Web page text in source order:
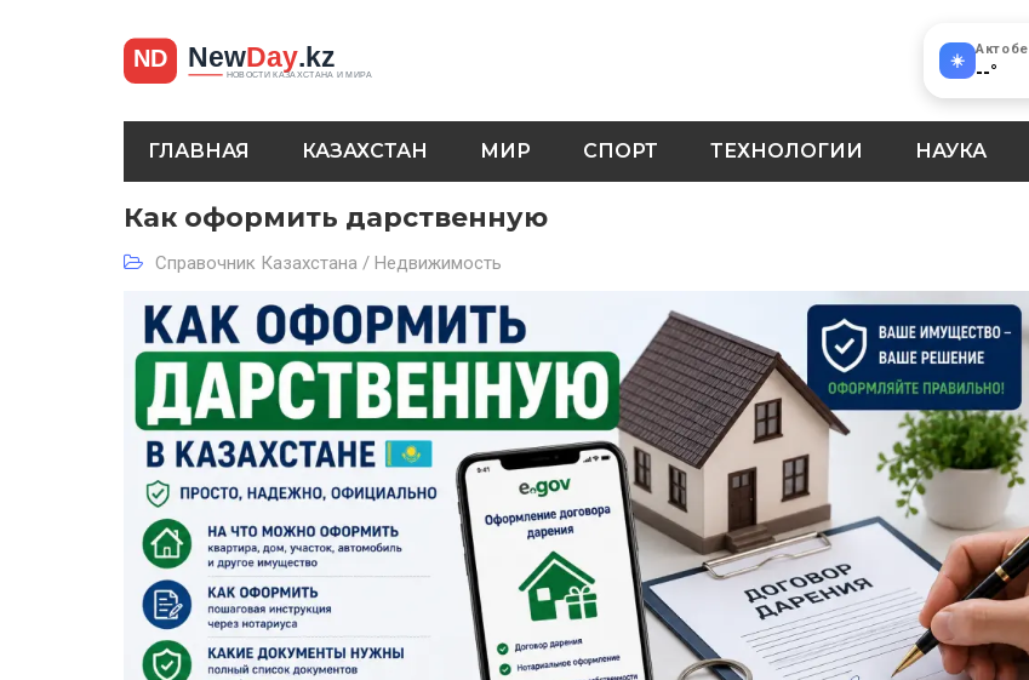
☀️
Актобе
--°
ГЛАВНАЯ КАЗАХСТАН МИР СПОРТ ТЕХНОЛОГИИ НАУКА
Как оформить дарственную
Справочник Казахстана / Недвижимость